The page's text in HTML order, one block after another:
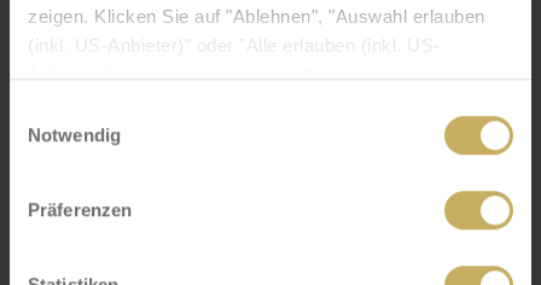
zeigen. Klicken Sie auf "Ablehnen", "Auswahl erlauben
(inkl. US-Anbieter)" oder "Alle erlauben (inkl. US-
Anbieter)" um direkt zu unserer Website zu gelangen.
können Sie jederzeit mit Wirkung für die Zukunft
Mit Ihrer Zustimmung - Klick auf "Alle erlauben (inkl. US-
willigen Sie gem. Art. 49 (1) lit. a DSGVO zugleich
Notwendig
Präferenzen
Spielzimmer und Tischtennis